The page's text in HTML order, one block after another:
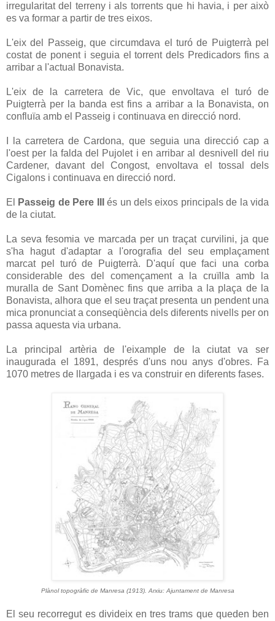
irregularitat del terreny i als torrents que hi havia, i per això
es va formar a partir de tres eixos.
L'eix del Passeig, que circumdava el turó de Puigterrà pel
costat de ponent i seguia el torrent dels Predicadors fins a
arribar a l'actual Bonavista.
L'eix de la carretera de Vic, que envoltava el turó de
Puigterrà per la banda est fins a arribar a la Bonavista, on
confluïa amb el Passeig i continuava en direcció nord.
I la carretera de Cardona, que seguia una direcció cap a
l'oest per la falda del Pujolet i en arribar al desnivell del riu
Cardener, davant del Congost, envoltava el tossal dels
Cigalons i continuava en direcció nord.
El Passeig de Pere III
és un dels eixos principals de la vida
de la ciutat.
La seva fesomia ve marcada per un traçat curvilini, ja que
s'ha hagut d'adaptar a l'orografia del seu emplaçament
marcat pel turó de Puigterrà. D'aquí que faci una corba
considerable des del començament a la cruïlla amb la
muralla de Sant Domènec fins que arriba a la plaça de la
Bonavista, alhora que el seu traçat presenta un pendent una
mica pronunciat a conseqüència dels diferents nivells per on
passa aquesta via urbana.
La principal artèria de l'eixample de la ciutat va ser
inaugurada el 1891, després d'uns nou anys d'obres. Fa
1070 metres de llargada i es va construir en diferents fases.
Plànol topogràfic de Manresa (1913). Arxiu: Ajuntament de Manresa
El seu recorregut es divideix en tres trams que queden ben